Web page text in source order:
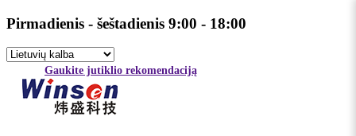
Pirmadienis - šeštadienis 9:00 - 18:00
Gaukite jutiklio rekomendaciją